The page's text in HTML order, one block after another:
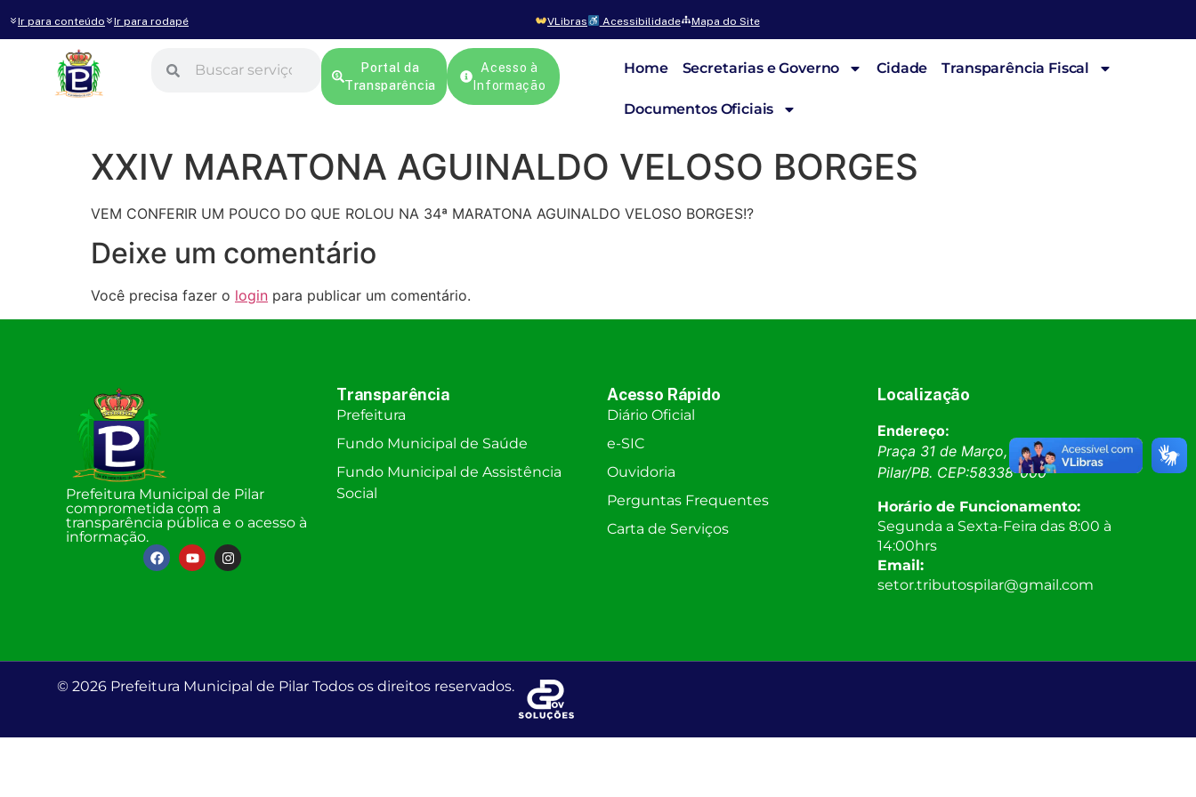
Ir para conteúdo Ir para rodapé VLibras Acessibilidade Mapa do Site
Portal da
Transparência
Acesso à
Informação
Home Secretarias e Governo Cidade Transparência Fiscal
Documentos Oficiais
XXIV MARATONA AGUINALDO VELOSO BORGES
VEM CONFERIR UM POUCO DO QUE ROLOU NA 34ª MARATONA AGUINALDO VELOSO BORGES!?
Deixe um comentário
Você precisa fazer o login para publicar um comentário.
Prefeitura Municipal de Pilar
comprometida com a
transparência pública e o acesso à
informação.
Transparência
Prefeitura
Fundo Municipal de Saúde
Fundo Municipal de Assistência
Social
Acesso Rápido
Diário Oficial
e-SIC
Ouvidoria
Perguntas Frequentes
Carta de Serviços
Localização
Endereço:
Praça 31 de Março, SN, Centro
Pilar/PB. CEP:58338-000
Horário de Funcionamento:
Segunda a Sexta-Feira das 8:00 à
14:00hrs
Email:
setor.tributospilar@gmail.com
© 2026 Prefeitura Municipal de Pilar Todos os direitos reservados.